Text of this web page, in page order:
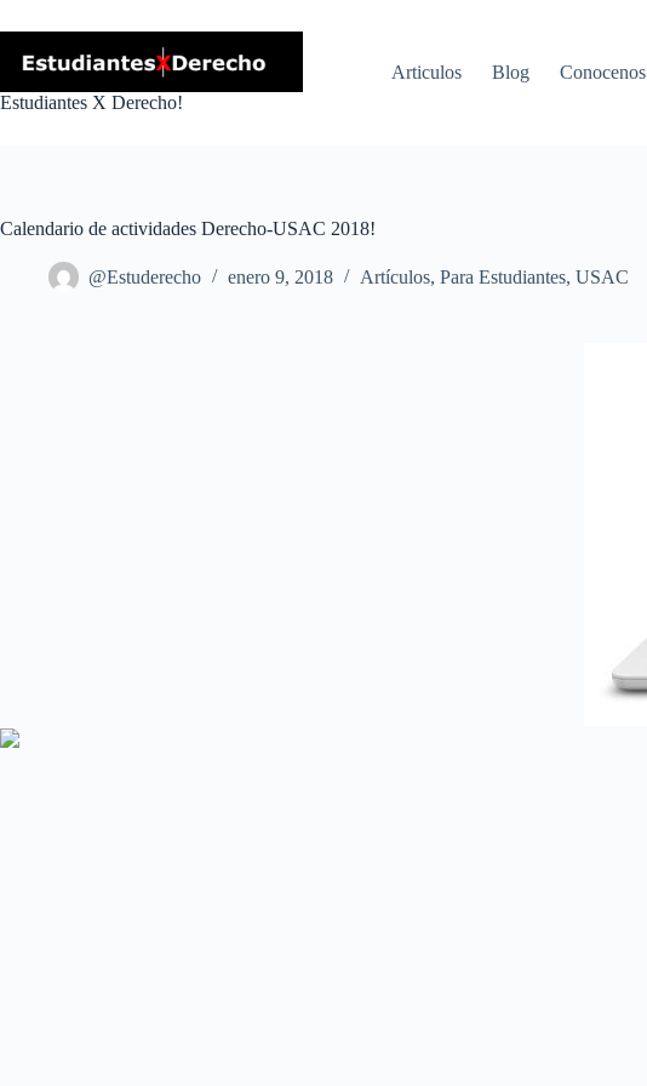
to
content
Estudiantes X Derecho!
Articulos Blog Conocenos
Calendario de actividades Derecho-USAC 2018!
@Estuderecho enero 9, 2018 Artículos, Para Estudiantes, USAC